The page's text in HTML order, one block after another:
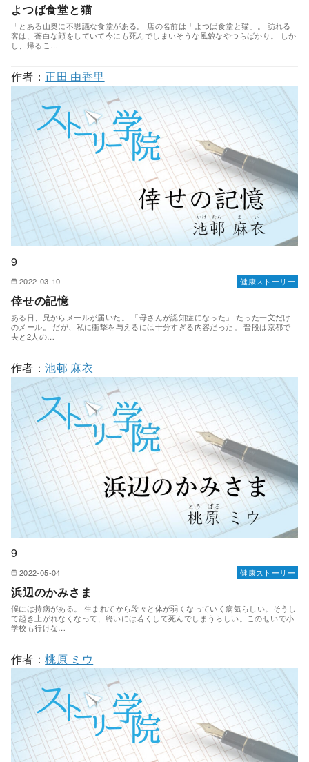
よつば食堂と猫
「とある山奥に不思議な食堂がある。 店の名前は「よつば食堂と猫」。 訪れる
客は、蒼白な顔をしていて今にも死んでしまいそうな風貌なやつらばかり。 しか
し、帰るこ…
作者： 正田 由香里
9
2022-03-10 健康ストーリー
倖せの記憶
ある日、兄からメールが届いた。 「母さんが認知症になった」 たった一文だけ
のメール。 だが、私に衝撃を与えるには十分すぎる内容だった。 普段は京都で
夫と2人の…
作者：池邨 麻衣
9
2022-05-04 健康ストーリー
浜辺のかみさま
僕には持病がある。 生まれてから段々と体が弱くなっていく病気らしい。そうし
て起き上がれなくなって、終いには若くして死んでしまうらしい。このせいで小
学校も行けな…
作者：桃原 ミウ